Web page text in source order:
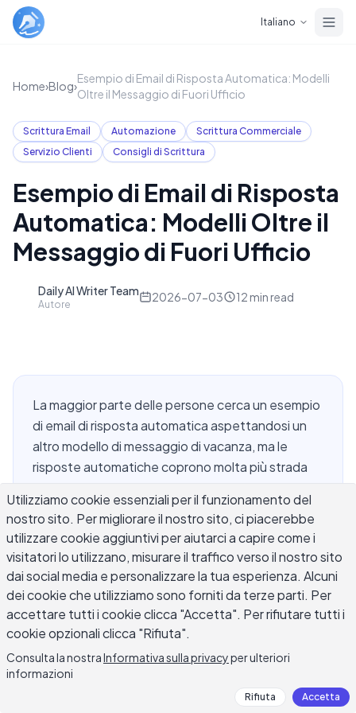
Italiano
Home›Blog›
Esempio di Email di Risposta Automatica: Modelli
Oltre il Messaggio di Fuori Ufficio
Scrittura Email Automazione
Scrittura Commerciale
Servizio Clienti
Consigli di Scrittura
Esempio di Email di Risposta
Automatica: Modelli Oltre il
Messaggio di Fuori Ufficio
Daily AI Writer Team
Autore
2026-07-03 12 min read
La maggior parte delle persone cerca un esempio
di email di risposta automatica aspettandosi un
altro modello di messaggio di vacanza, ma le
risposte automatiche coprono molta più strada
scrivania. Una casella di posta di supporto ne ha
bisogno nel momento in cui un ticket arriva. Un
team di assunzione ne ha bisogno nel secondo in
cui una candidatura arriva. Le conferme degli
ordini, i riconoscimenti delle richieste, gli avvisi di
risposta ritardata e le caselle di posta interne del
team funzionano tutte su risposte automatizzate
che non hanno nulla a che fare con essere fuori
dall'ufficio. Questa guida copre cinque situazioni
in cui una risposta automatica è importante, con
Utilizziamo cookie essenziali per il funzionamento del
nostro sito. Per migliorare il nostro sito, ci piacerebbe
utilizzare cookie aggiuntivi per aiutarci a capire come i
visitatori lo utilizzano, misurare il traffico verso il nostro sito
dai social media e personalizzare la tua esperienza. Alcuni
dei cookie che utilizziamo sono forniti da terze parti. Per
accettare tutti i cookie clicca "Accetta". Per rifiutare tutti i
cookie opzionali clicca "Rifiuta".
Consulta la nostraInformativa sulla privacyper ulteriori
informazioni
Rifiuta Accetta